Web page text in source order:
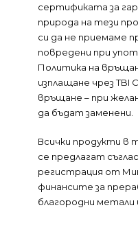
сертификата за
природа на тези
си да не приемаме
повредени при
Политика на
изплащане чрез TBI
връщане – при
да бъдат заменени.
Всички продукти в
се предлагат
регистрация от
финансите за
благородни метали